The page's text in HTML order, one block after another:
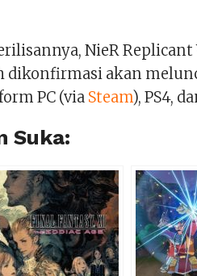
NieR Replicant
dikonfirmasi akan
PC (via Steam), PS4,
Suka: